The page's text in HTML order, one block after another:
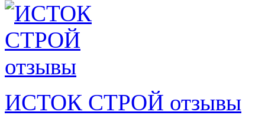
ИСТОК СТРОЙ отзывы